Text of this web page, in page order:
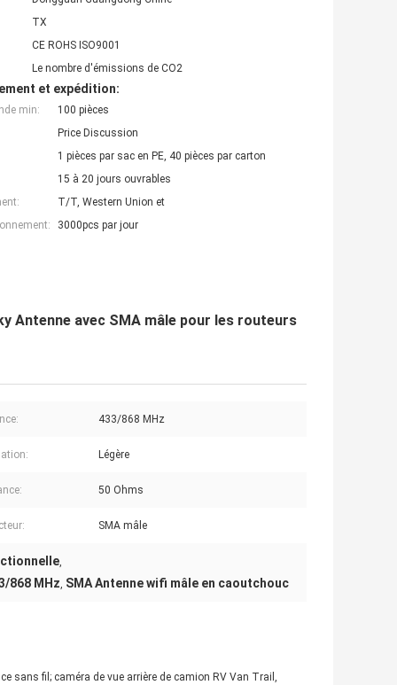
TX
CE ROHS ISO9001
Le nombre d'émissions de CO2
et expédition:
min:
100 pièces
Price Discussion
1 pièces par sac en PE, 40 pièces par carton
15 à 20 jours ouvrables
T/T, Western Union et
3000pcs par jour
Antenne avec SMA mâle pour les routeurs
433/868 MHz
Légère
50 Ohms
SMA mâle
,
868 MHz, SMA Antenne wifi mâle en caoutchouc
sans fil; caméra de vue arrière de camion RV Van Trail,